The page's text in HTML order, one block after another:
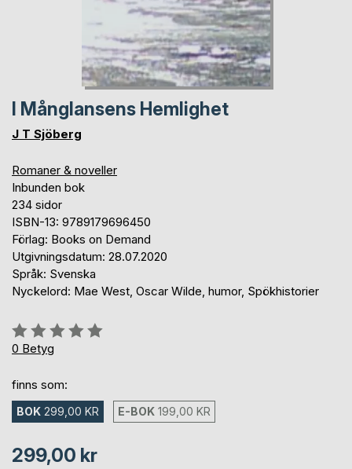
I Månglansens Hemlighet
J T Sjöberg
Romaner & noveller
Inbunden bok
234 sidor
ISBN-13: 9789179696450
Förlag: Books on Demand
Utgivningsdatum: 28.07.2020
Språk: Svenska
Nyckelord: Mae West, Oscar Wilde, humor, Spökhistorier
Betyg::
0%
0 Betyg
finns som:
BOK 299,00 KR E-BOK 199,00 KR
299,00 kr